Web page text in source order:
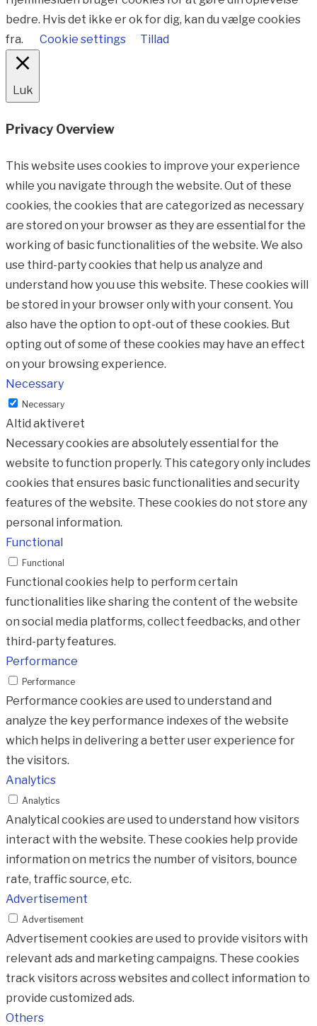
bedre. Hvis det ikke er ok for dig, kan du vælge cookies
fra.
Cookie settings Tillad
Luk
Privacy Overview
This website uses cookies to improve your experience
while you navigate through the website. Out of these
cookies, the cookies that are categorized as necessary
are stored on your browser as they are essential for the
working of basic functionalities of the website. We also
use third-party cookies that help us analyze and
understand how you use this website. These cookies will
be stored in your browser only with your consent. You
also have the option to opt-out of these cookies. But
opting out of some of these cookies may have an effect
on your browsing experience.
Necessary
Necessary
Altid aktiveret
Necessary cookies are absolutely essential for the
website to function properly. This category only includes
cookies that ensures basic functionalities and security
features of the website. These cookies do not store any
personal information.
Functional
Functional
Functional cookies help to perform certain
functionalities like sharing the content of the website
on social media platforms, collect feedbacks, and other
third-party features.
Performance
Performance
Performance cookies are used to understand and
analyze the key performance indexes of the website
which helps in delivering a better user experience for
the visitors.
Analytics
Analytics
Analytical cookies are used to understand how visitors
interact with the website. These cookies help provide
information on metrics the number of visitors, bounce
rate, traffic source, etc.
Advertisement
Advertisement
Advertisement cookies are used to provide visitors with
relevant ads and marketing campaigns. These cookies
track visitors across websites and collect information to
provide customized ads.
Others